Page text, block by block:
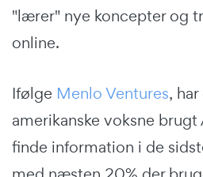
"lærer" nye koncepter og
online.
Ifølge Menlo Ventures,
amerikanske voksne
finde information i de